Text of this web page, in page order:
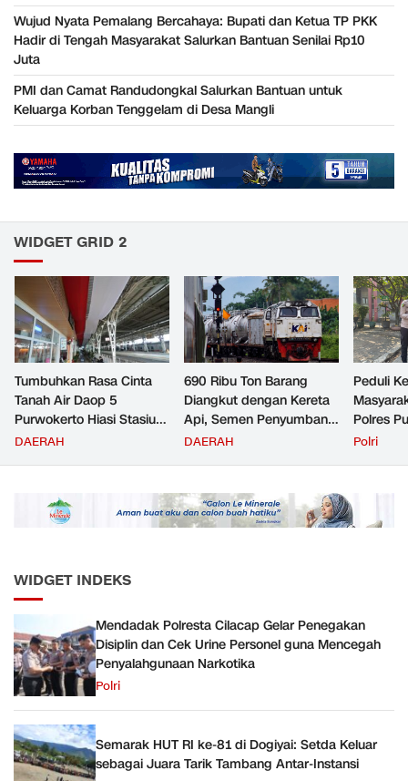
Wujud Nyata Pemalang Bercahaya: Bupati dan Ketua TP PKK
Hadir di Tengah Masyarakat Salurkan Bantuan Senilai Rp10
Juta
PMI dan Camat Randudongkal Salurkan Bantuan untuk
Keluarga Korban Tenggelam di Desa Mangli
WIDGET GRID 2
Tumbuhkan Rasa Cinta
Tanah Air Daop 5
Purwokerto Hiasi Stasiun
dengan Ornamen
DAERAH
690 Ribu Ton Barang
Diangkut dengan Kereta
Api, Semen Penyumbang
Volume Terbesar
Semester 1 Tahun 2026
DAERAH
Peduli
Polres
Jemput
Polri
WIDGET INDEKS
Mendadak Polresta Cilacap Gelar Penegakan
Disiplin dan Cek Urine Personel guna Mencegah
Penyalahgunaan Narkotika
Polri
Semarak HUT RI ke-81 di Dogiyai: Setda Keluar
sebagai Juara Tarik Tambang Antar-Instansi